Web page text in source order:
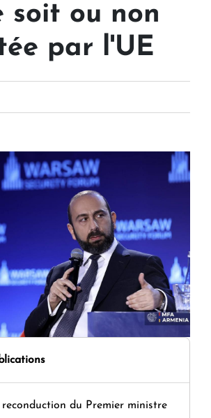
soit ou non
par l'UE
du Premier ministre